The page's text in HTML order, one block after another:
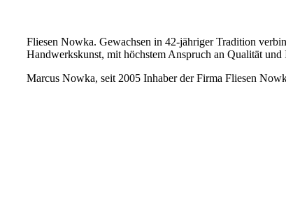
Fliesen Nowka. Gewachsen in 42-jähriger Tradition
Handwerkskunst, mit höchstem Anspruch an Qualität
Marcus Nowka, seit 2005 Inhaber der Firma Fliesen